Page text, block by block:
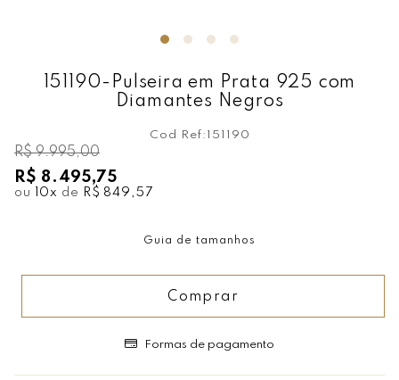
151190-Pulseira em Prata 925 com
Diamantes Negros
Cod Ref: 151190
R$ 9.995,00
R$ 8.495,75
ou 10x de R$ 849,57
Guia de tamanhos
Comprar
Formas de pagamento